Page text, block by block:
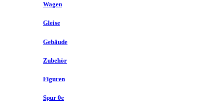
Wagen
Gleise
Gebäude
Zubehör
Figuren
Spur 0e